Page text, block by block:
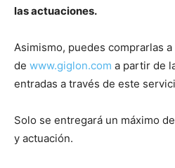
las actuaciones.
Asimismo, puedes comprarlas a
de www.giglon.com a partir de
entradas a través de este
Solo se entregará un máximo
y actuación.